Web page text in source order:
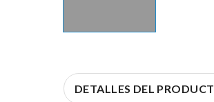
DETALLES DEL